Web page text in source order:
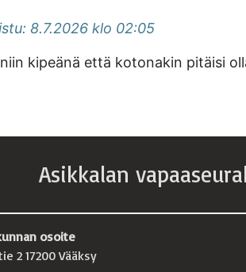
8.7.2026 klo 02:05
kipeänä että kotonakin pitäisi
Asikkalan
osoite
2 17200 Vääksy